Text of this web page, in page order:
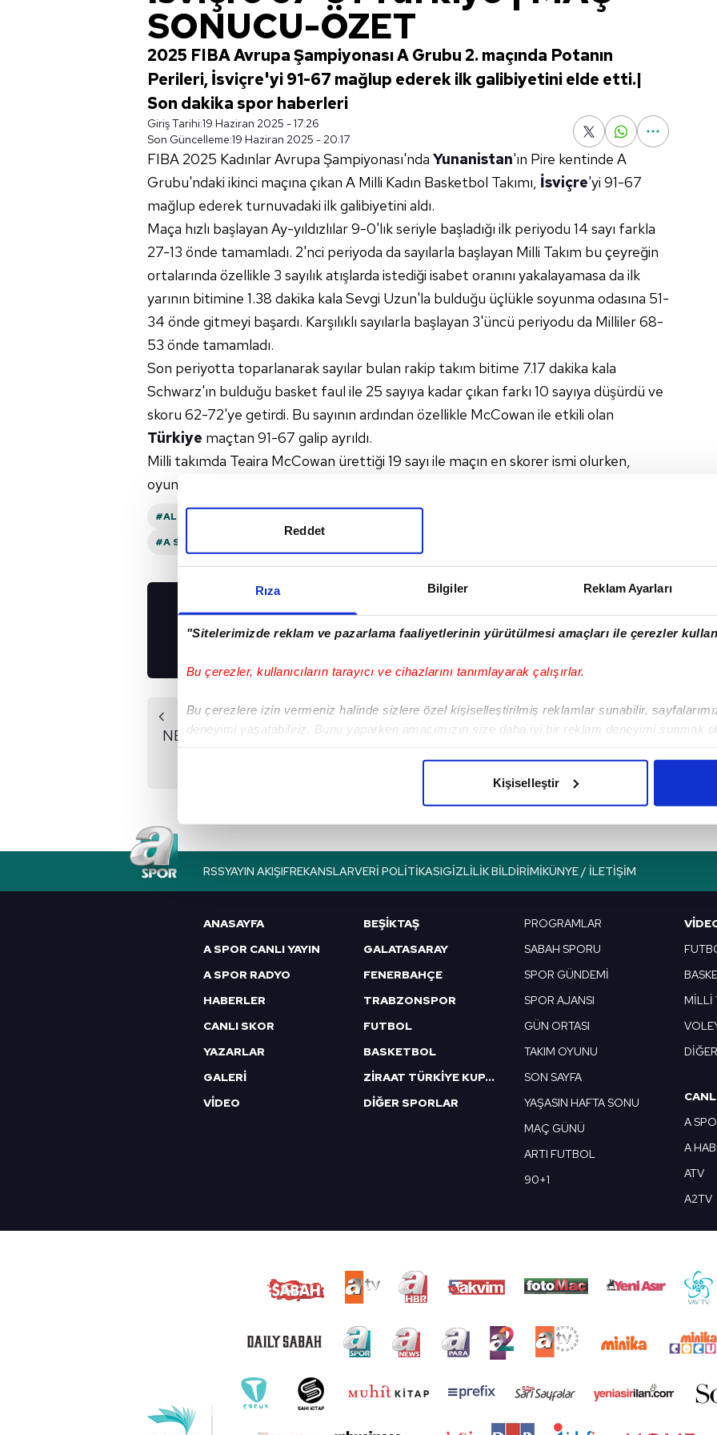
Rıza Bilgiler Reklam Ayarları
"Sitelerimizde reklam ve pazarlama faaliyetlerinin yürütülmesi amaçları ile çerezler
Bu çerezler, kullanıcıların tarayıcı ve cihazlarını tanımlayarak çalışırlar.
Bu çerezlere izin vermeniz halinde sizlere özel kişiselleştirilmiş reklamlar sunabilir,
deneyimi yaşatabiliriz. Bunu yaparken amacımızın size daha iyi bir reklam deneyimi sunmak
Her halükârda, kullanıcılar, bu çerezlere izin vermedikleri takdirde, kullanıcılara hedefli
çerezler vasıtasıyla çeşitli kişisel verileriniz işlenmekte olup gerekli olan çerezler bilgi toplumu
amacıyla kullanılmaktadır. Diğer çerezler, sitemizin daha işlevsel kılınması ve
Çerezlere ilişkin tercihlerinizi aşağıda yer alan panel vasıtasıyla belirleyebilirsiniz. Çerezlere
6698 sayılı Kişisel Verilerin Korunması Kanunu uyarınca hazırlanmış Aydınlatma Metnimizi
mevzuata uygun olarak kullanılan çerezlerle ilgili bilgi almak için lütfen
Reddet
Kişiselleştir
SONUCU-ÖZET
2025 FIBA Avrupa Şampiyonası A Grubu 2. maçında Potanın
Perileri, İsviçre'yi 91-67 mağlup ederek ilk galibiyetini elde etti.|
Son dakika spor haberleri
Giriş Tarihi:19 Haziran 2025 - 17:26
Son Güncelleme:19 Haziran 2025 - 20:17
FIBA 2025 Kadınlar Avrupa Şampiyonası'nda Yunanistan'ın Pire kentinde A
Grubu'ndaki ikinci maçına çıkan A Milli Kadın Basketbol Takımı, İsviçre'yi 91-67
mağlup ederek turnuvadaki ilk galibiyetini aldı.
Maça hızlı başlayan Ay-yıldızlılar 9-0'lık seriyle başladığı ilk periyodu 14 sayı farkla
27-13 önde tamamladı. 2'nci periyoda da sayılarla başlayan Milli Takım bu çeyreğin
ortalarında özellikle 3 sayılık atışlarda istediği isabet oranını yakalayamasa da ilk
yarının bitimine 1.38 dakika kala Sevgi Uzun'la bulduğu üçlükle soyunma odasına 51-
34 önde gitmeyi başardı. Karşılıklı sayılarla başlayan 3'üncü periyodu da Milliler 68-
53 önde tamamladı.
Son periyotta toparlanarak sayılar bulan rakip takım bitime 7.17 dakika kala
Schwarz'ın bulduğu basket faul ile 25 sayıya kadar çıkan farkı 10 sayıya düşürdü ve
skoru 62-72'ye getirdi. Bu sayının ardından özellikle McCowan ile etkili olan
Türkiye maçtan 91-67 galip ayrıldı.
Milli takımda Teaira McCowan ürettiği 19 sayı ile maçın en skorer ismi olurken,
oyuncu 12 de ribaund alarak maçı double-double ile tamamladı.
#ALMANYA
#A SPOR
İNDİRİN!
Önceki Haber
NBA Finalleri 7. maça
Sonraki Haber
Basketbolda
şampiyon F.Bahçe
Beko!
RSSYAYIN AKIŞIFREKANSLARVERI POLITIKASIGIZLILIK BILDIRIMIKÜNYE / İLETIŞIM
ANASAYFA
A SPOR CANLI YAYIN
A SPOR RADYO
HABERLER
CANLI SKOR
YAZARLAR
GALERİ
VİDEO
BEŞİKTAŞ
GALATASARAY
FENERBAHÇE
TRABZONSPOR
FUTBOL
BASKETBOL
ZİRAAT TÜRKİYE KUPASI
DİĞER SPORLAR
PROGRAMLAR
SABAH SPORU
SPOR GÜNDEMİ
SPOR AJANSI
GÜN ORTASI
TAKIM OYUNU
SON SAYFA
YAŞASIN HAFTA SONU
MAÇ GÜNÜ
ARTI FUTBOL
90+1
MİLLİ
DİĞER
A
A
ATV
A2TV